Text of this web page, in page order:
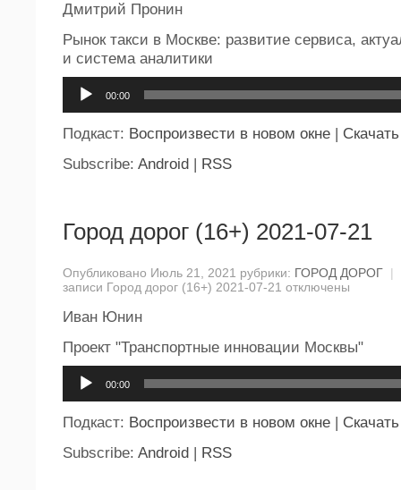
Дмитрий Пронин
Рынок такси в Москве: развитие сервиса,
и система аналитики
00:00
Подкаст: Воспроизвести в новом окне
Скачать
Subscribe: Android RSS
Город дорог (16+) 2021-07-21
Опубликовано Июль 21, 2021 рубрики: ГОРОД ДОРОГ |
записи Город дорог (16+) 2021-07-21 отключены
Иван Юнин
Проект "Транспортные инновации Москвы"
00:00
Подкаст: Воспроизвести в новом окне | Скачать
Subscribe: Android | RSS